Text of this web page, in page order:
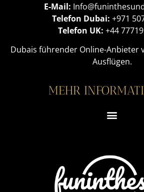
E-Mail:
Telefon Dubai: +971
Telefon UK: +44
Dubais führender Online-Anbieter
Ausflügen.
MEHR